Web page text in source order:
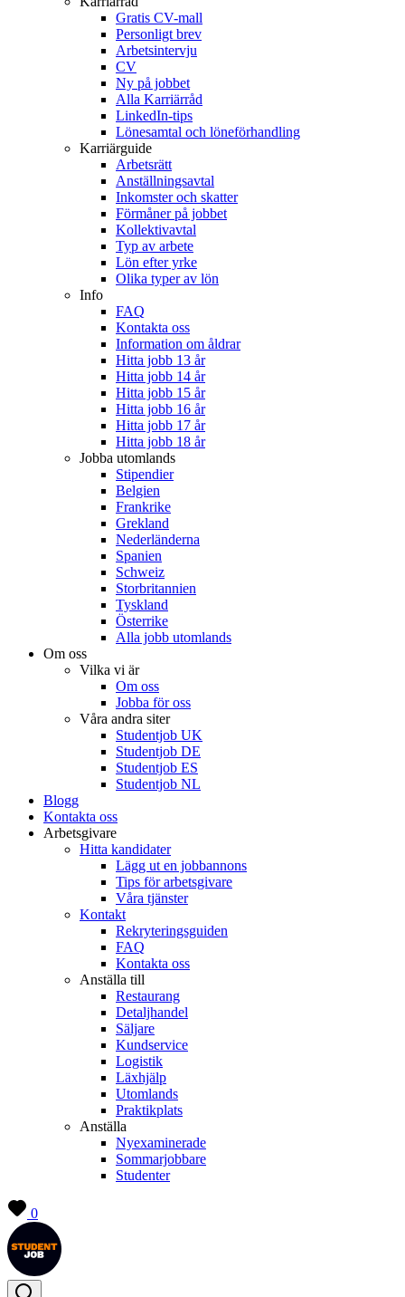
Gratis CV-mall
Personligt brev
Arbetsintervju
CV
Ny på jobbet
Alla Karriärråd
LinkedIn-tips
Lönesamtal och löneförhandling
Karriärguide
Arbetsrätt
Anställningsavtal
Inkomster och skatter
Förmåner på jobbet
Kollektivavtal
Typ av arbete
Lön efter yrke
Olika typer av lön
Info
FAQ
Kontakta oss
Information om åldrar
Hitta jobb 13 år
Hitta jobb 14 år
Hitta jobb 15 år
Hitta jobb 16 år
Hitta jobb 17 år
Hitta jobb 18 år
Jobba utomlands
Stipendier
Belgien
Frankrike
Grekland
Nederländerna
Spanien
Schweiz
Storbritannien
Tyskland
Österrike
Alla jobb utomlands
Om oss
Vilka vi är
Om oss
Jobba för oss
Våra andra siter
Studentjob UK
Studentjob DE
Studentjob ES
Studentjob NL
Blogg
Kontakta oss
Arbetsgivare
Hitta kandidater
Lägg ut en jobbannons
Tips för arbetsgivare
Våra tjänster
Kontakt
Rekryteringsguiden
FAQ
Kontakta oss
Anställa till
Restaurang
Detaljhandel
Säljare
Kundservice
Logistik
Läxhjälp
Utomlands
Praktikplats
Anställa
Nyexaminerade
Sommarjobbare
Studenter
0